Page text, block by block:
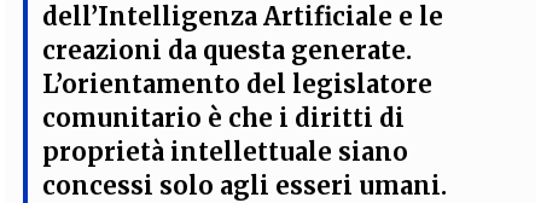
dell’Intelligenza Artificiale e le
creazioni da questa generate.
L’orientamento del legislatore
comunitario è che i diritti di
proprietà intellettuale siano
concessi solo agli esseri umani.